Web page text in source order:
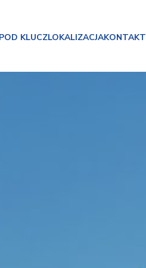
KLUCZLOKALIZACJAKONTAKT